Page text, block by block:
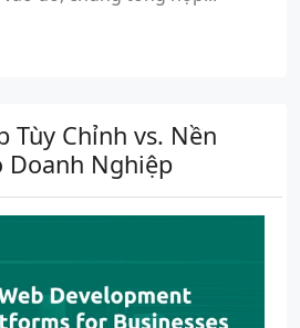
Tùy Chỉnh vs. Nền
Doanh Nghiệp